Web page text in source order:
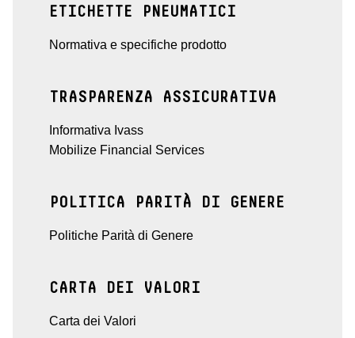
ETICHETTE PNEUMATICI
Normativa e specifiche prodotto
TRASPARENZA ASSICURATIVA
Informativa Ivass
Mobilize Financial Services
POLITICA PARITÀ DI GENERE
Politiche Parità di Genere
CARTA DEI VALORI
Carta dei Valori